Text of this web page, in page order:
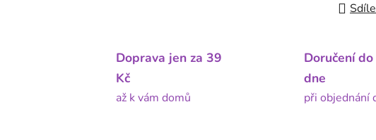
Doprava jen za 39
Kč
až k vám domů
Doručení
dne
při objednání